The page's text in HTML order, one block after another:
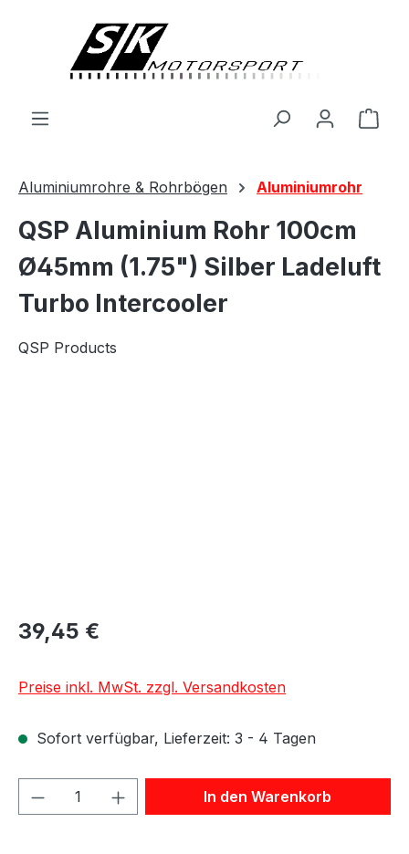
Aluminiumrohre & Rohrbögen Aluminiumrohr
QSP Aluminium Rohr 100cm
Ø45mm (1.75") Silber Ladeluft
Turbo Intercooler
QSP Products
39,45 €
Preise inkl. MwSt. zzgl. Versandkosten
Sofort verfügbar, Lieferzeit: 3 - 4 Tagen
Produkt Anzahl: Gib denIn den Warenkorb